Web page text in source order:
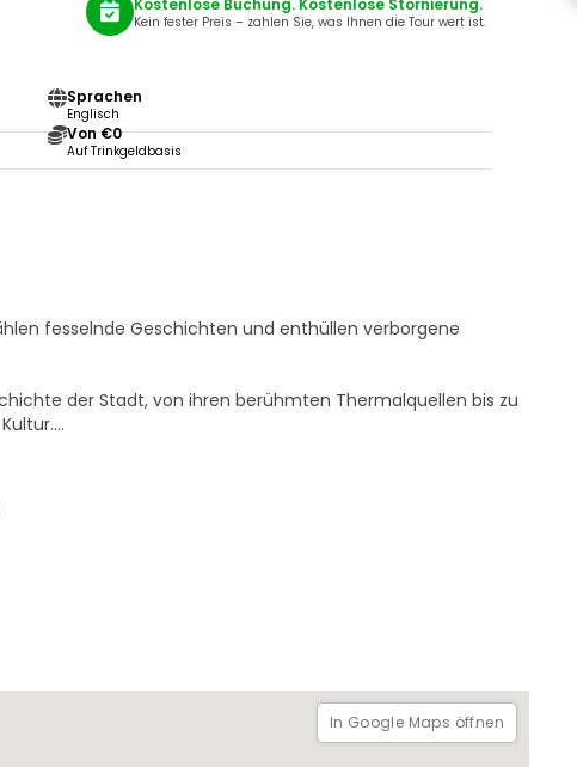
Sprachen
Englisch
Von €0
Auf Trinkgeldbasis
Kein fester Preis – zahlen Sie, was Ihnen die Tour wert ist.
fesselnde Geschichten und enthüllen verborgene
der Stadt, von ihren berühmten Thermalquellen bis zu
Trinkgeldsystem. Sie zahlen nur so viel, wie Ihnen das
dem Erbe und der Kultur von Caldas da Rainha suchen!
In Google Maps öffnen